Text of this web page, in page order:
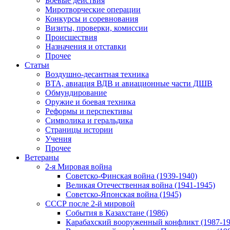
Миротворческие операции
Конкурсы и соревнования
Визиты, проверки, комиссии
Происшествия
Назначения и отставки
Прочее
Статьи
Воздушно-десантная техника
ВТА, авиация ВДВ и авиационные части ДШВ
Обмундирование
Оружие и боевая техника
Реформы и перспективы
Символика и геральдика
Страницы истории
Учения
Прочее
Ветераны
2-я Мировая война
Советско-Финская война (1939-1940)
Великая Отечественная война (1941-1945)
Советско-Японская война (1945)
СССР после 2-й мировой
События в Казахстане (1986)
Карабахский вооруженный конфликт (1987-